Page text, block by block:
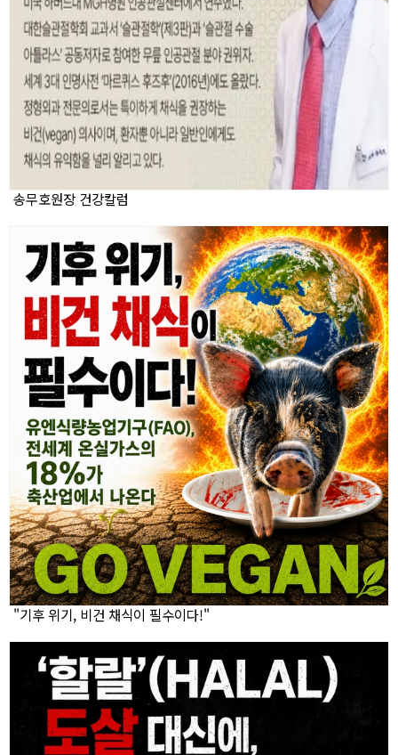
송무호원장 건강칼럼
"기후 위기, 비건 채식이 필수이다!"